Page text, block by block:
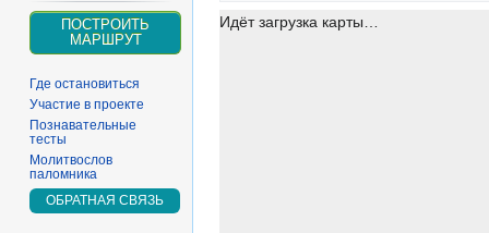
Идёт загрузка карты…
ПОСТРОИТЬ
МАРШРУТ
Где остановиться
Участие в проекте
Познавательные
тесты
Молитвослов
паломника
ОБРАТНАЯ СВЯЗЬ